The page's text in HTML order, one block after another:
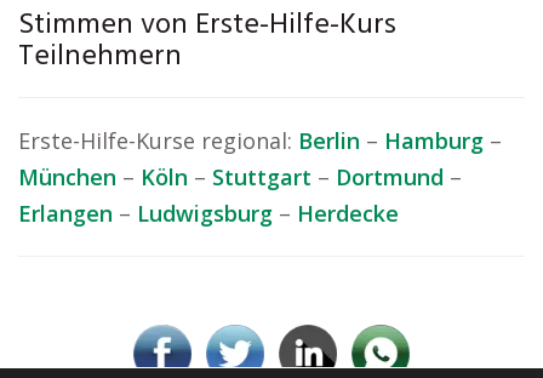
Stimmen von Erste-Hilfe-Kurs
Teilnehmern
Erste-Hilfe-Kurse regional: Berlin – Hamburg –
München – Köln – Stuttgart – Dortmund –
Erlangen – Ludwigsburg – Herdecke